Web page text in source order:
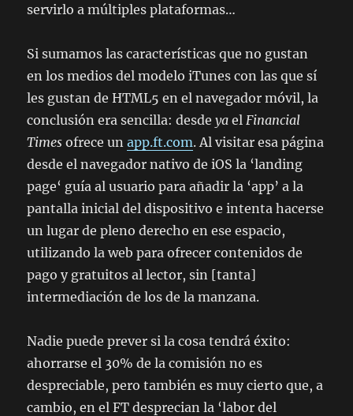
servirlo a múltiples plataformas…
Si sumamos las características que no gustan
en los medios del modelo iTunes con las que sí
les gustan de HTML5 en el navegador móvil, la
conclusión era sencilla: desdeya el Financial
Times ofrece unapp.ft.com. Al visitar esa página
desde el navegador nativo de iOS la ‘landing
page‘ guía al usuario para añadir la ‘app’ a la
pantalla inicial del dispositivo e intenta hacerse
un lugar de pleno derecho en ese espacio,
utilizando la web para ofrecer contenidos de
pago y gratuitos al lector, sin [tanta]
intermediación de los de la manzana.
Nadie puede prever si la cosa tendrá éxito:
ahorrarse el 30% de la comisión no es
despreciable, pero también es muy cierto que, a
cambio, en el FT desprecian la ‘labor del